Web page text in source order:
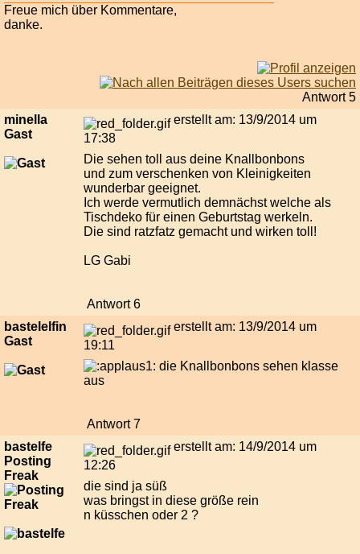
Freue mich über Kommentare,
danke.
Antwort 5
minella
Gast
erstellt am: 13/9/2014 um
17:38
Die sehen toll aus deine Knallbonbons
und zum verschenken von Kleinigkeiten
wunderbar geeignet.
Ich werde vermutlich demnächst welche als
Tischdeko für einen Geburtstag werkeln.
Die sind ratzfatz gemacht und wirken toll!
LG Gabi
Antwort 6
bastelelfin
Gast
erstellt am: 13/9/2014 um
19:11
die Knallbonbons sehen klasse
aus
Antwort 7
bastelfe
Posting
Freak
erstellt am: 14/9/2014 um
12:26
die sind ja süß
was bringst in diese größe rein
n küsschen oder 2 ?